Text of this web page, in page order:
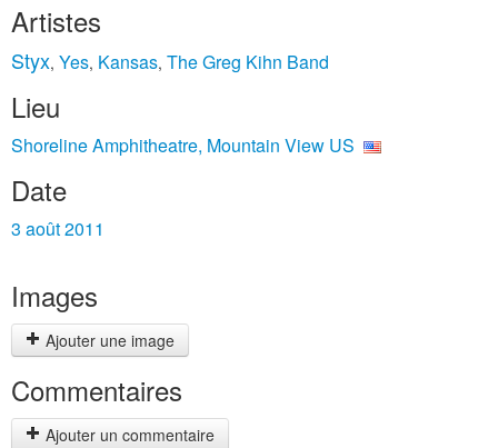
Artistes
Styx, Yes, Kansas, The Greg Kihn Band
Lieu
Shoreline Amphitheatre, Mountain View US
Date
3 août 2011
Images
Ajouter une image
Commentaires
Ajouter un commentaire